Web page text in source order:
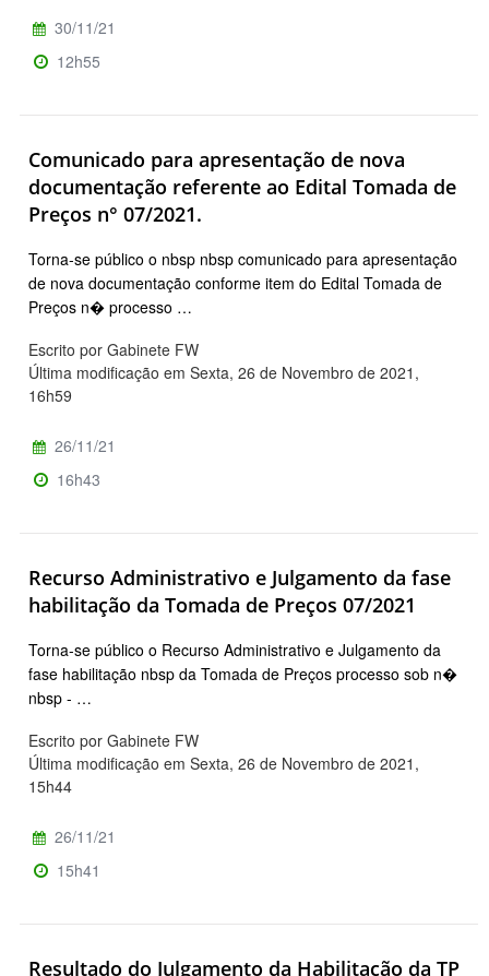
30/11/21
12h55
Comunicado para apresentação de nova
documentação referente ao Edital Tomada de
Preços n° 07/2021.
Torna-se público o nbsp nbsp comunicado para apresentação
de nova documentação conforme item do Edital Tomada de
Preços n� processo …
Escrito por Gabinete FW
Última modificação em Sexta, 26 de Novembro de 2021,
16h59
26/11/21
16h43
Recurso Administrativo e Julgamento da fase
habilitação da Tomada de Preços 07/2021
Torna-se público o Recurso Administrativo e Julgamento da
fase habilitação nbsp da Tomada de Preços processo sob n�
nbsp - …
Escrito por Gabinete FW
Última modificação em Sexta, 26 de Novembro de 2021,
15h44
26/11/21
15h41
Resultado do Julgamento da Habilitação da TP